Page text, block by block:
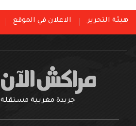
هيئة التحرير الاعلان في الموقع
جريدة مغربية مستقلة